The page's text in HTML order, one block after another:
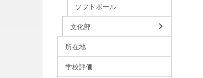
ソフトボール
文化部
所在地
学校評価